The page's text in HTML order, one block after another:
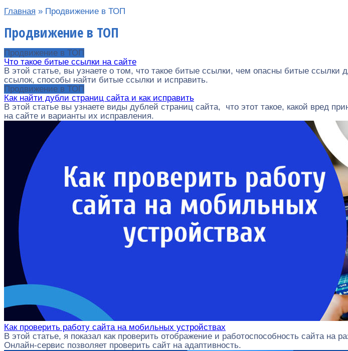
Главная » Продвижение в ТОП
Продвижение в ТОП
Продвижение в ТОП
Что такое битые ссылки на сайте
В этой статье, вы узнаете о том, что такое битые ссылки, чем опасны битые
ссылок, способы найти битые ссылки и исправить.
Продвижение в ТОП
Как найти дубли страниц сайта и как исправить
В этой статье вы узнаете виды дублей страниц сайта, что этот такое, какой вред
на сайте и варианты их исправления.
Как проверить работу сайта на мобильных устройствах
В этой статье, я показал как проверить отображение и работоспособность сайта
Онлайн-сервис позволяет проверить сайт на адаптивность.